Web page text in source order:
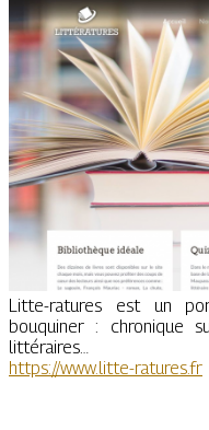
Litte-ratures est un
bouquiner : chronique
littéraires…
https://www.litte-ratures.fr